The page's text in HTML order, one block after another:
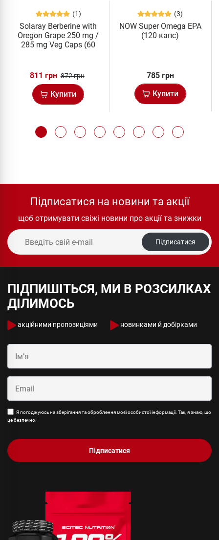
(1)
Solaray Berberine with
Oregon Grape 250 mg /
285 mg Veg Caps (60
811 грн 872 грн
Купити
(3)
NOW Super Omega EPA
(120 капс)
785 грн
Купити
Підписатися на новини та акції
щоб отримувати свіжі новини про акції та знижки
Підписатися
ПІДПИШІТЬСЯ, МИ В РОЗСИЛКАХ
ДІЛИМОСЬ
акційними пропозиціями новинками й добірками
Я погоджуюсь на зберігання та оброблення моєї особистої інформації. Так, я знаю, що
це безпечно.
Підписатися